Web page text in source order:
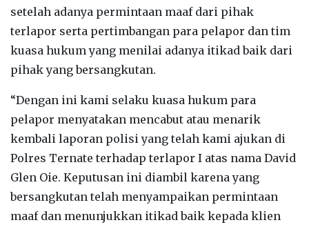
setelah adanya permintaan maaf dari pihak
terlapor serta pertimbangan para pelapor dan tim
kuasa hukum yang menilai adanya itikad baik dari
pihak yang bersangkutan.
“Dengan ini kami selaku kuasa hukum para
pelapor menyatakan mencabut atau menarik
kembali laporan polisi yang telah kami ajukan di
Polres Ternate terhadap terlapor I atas nama David
Glen Oie. Keputusan ini diambil karena yang
bersangkutan telah menyampaikan permintaan
maaf dan menunjukkan itikad baik kepada klien